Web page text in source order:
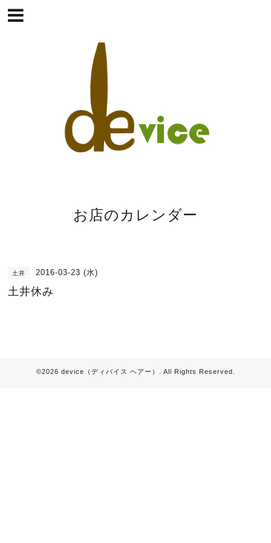
お店のカレンダー
土井 2016-03-23 (水)
土井休み
©2026 device（ディバイス ヘアー） . All Rights Reserved.